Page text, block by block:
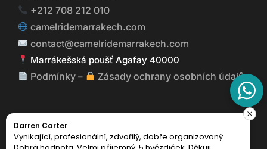
+212 708 212 010
camelridemarrakech.com
contact@camelridemarrakech.com
Marrákešská poušť Agafay 40000
Podmínky – Zásady ochrany osobních údajů
Camel Ride Marrakech © 2026 Všechna práva
Darren Carter
Vynikající, profesionální, zdvořilý, dobře organizovaný.